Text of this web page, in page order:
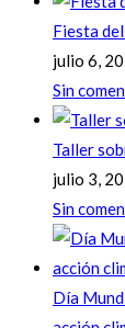
Fiesta
julio 6,
Sin
Taller
julio 3,
Sin
Día